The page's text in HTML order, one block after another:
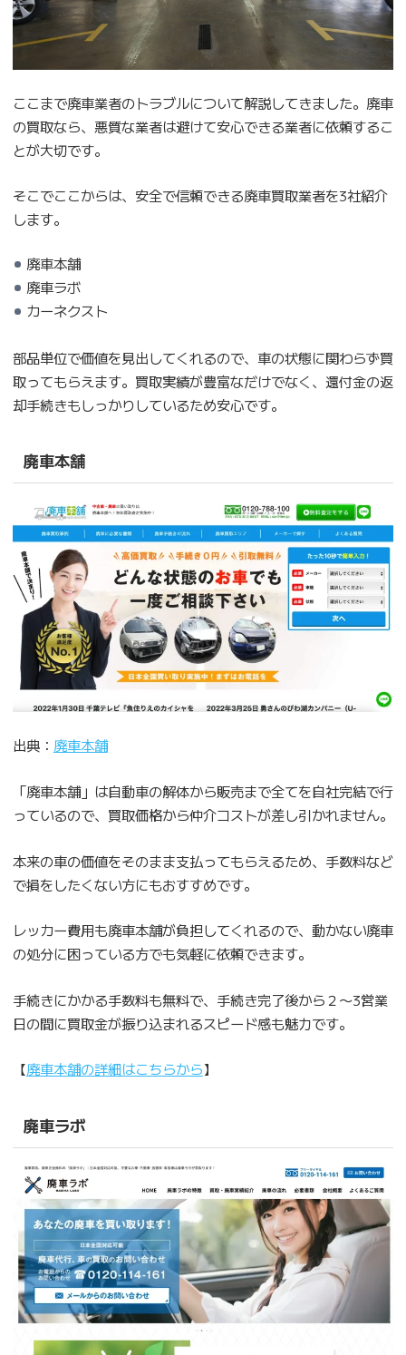
ここまで廃車業者のトラブルについて解説してきました。廃車
の買取なら、悪質な業者は避けて安心できる業者に依頼するこ
とが大切です。
そこでここからは、安全で信頼できる廃車買取業者を3社紹介
します。
廃車本舗
廃車ラボ
カーネクスト
部品単位で価値を見出してくれるので、車の状態に関わらず買
取ってもらえます。買取実績が豊富なだけでなく、還付金の返
却手続きもしっかりしているため安心です。
廃車本舗
出典： 廃車本舗
「廃車本舗」は自動車の解体から販売まで全てを自社完結で行
っているので、買取価格から仲介コストが差し引かれません。
本来の車の価値をそのまま支払ってもらえるため、手数料など
で損をしたくない方にもおすすめです。
レッカー費用も廃車本舗が負担してくれるので、動かない廃車
の処分に困っている方でも気軽に依頼できます。
手続きにかかる手数料も無料で、手続き完了後から２〜3営業
日の間に買取金が振り込まれるスピード感も魅力です。
【廃車本舗の詳細はこちらから】
廃車ラボ